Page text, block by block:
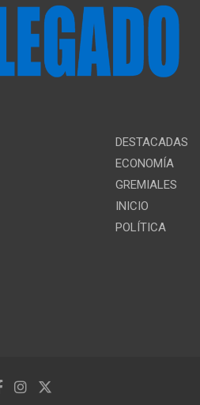
DESTACADAS
ECONOMÍA
GREMIALES
INICIO
POLÍTICA